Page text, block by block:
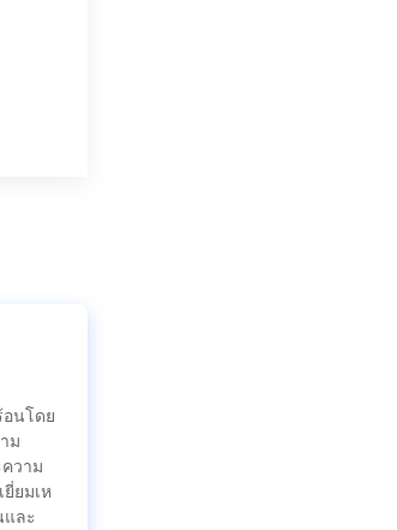
นโดย
ม
วาม
ยมเห
ละ